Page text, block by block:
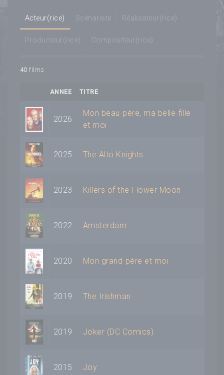
Acteur(rice) Scénariste Réalisateur(rice)
Producteur(rice) Compositeur(rice)
40 films
ANNEE TITRE
2026
Mon beau-père, ma belle-fille
et moi
2025 The Alto Knights
2023 Killers of the Flower Moon
2022 Amsterdam
2020 Mon grand-père et moi
2019 The Irishman
2019 Joker (DC Comics)
2015 Joy